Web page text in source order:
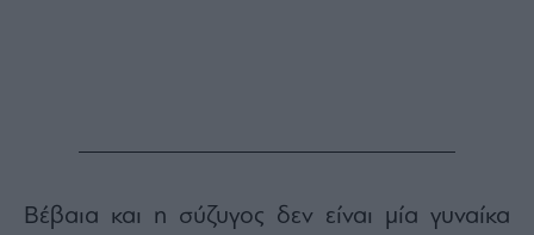
Βέβαια και η σύζυγος δεν είναι μία γυναίκα